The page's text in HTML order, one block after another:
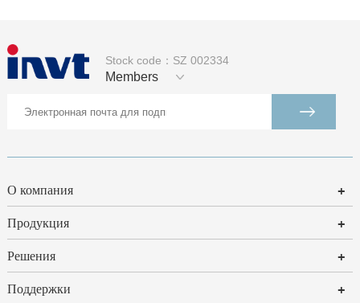
Stock code：SZ 002334
Members
О компания +
Продукция +
Решения +
Поддержки +